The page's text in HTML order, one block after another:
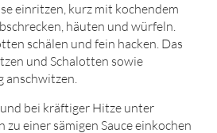
einritzen, kurz mit kochendem
häuten und würfeln.
schälen und fein hacken. Das
und Schalotten sowie
anschwitzen.
bei kräftiger Hitze unter
zu einer sämigen Sauce einkochen